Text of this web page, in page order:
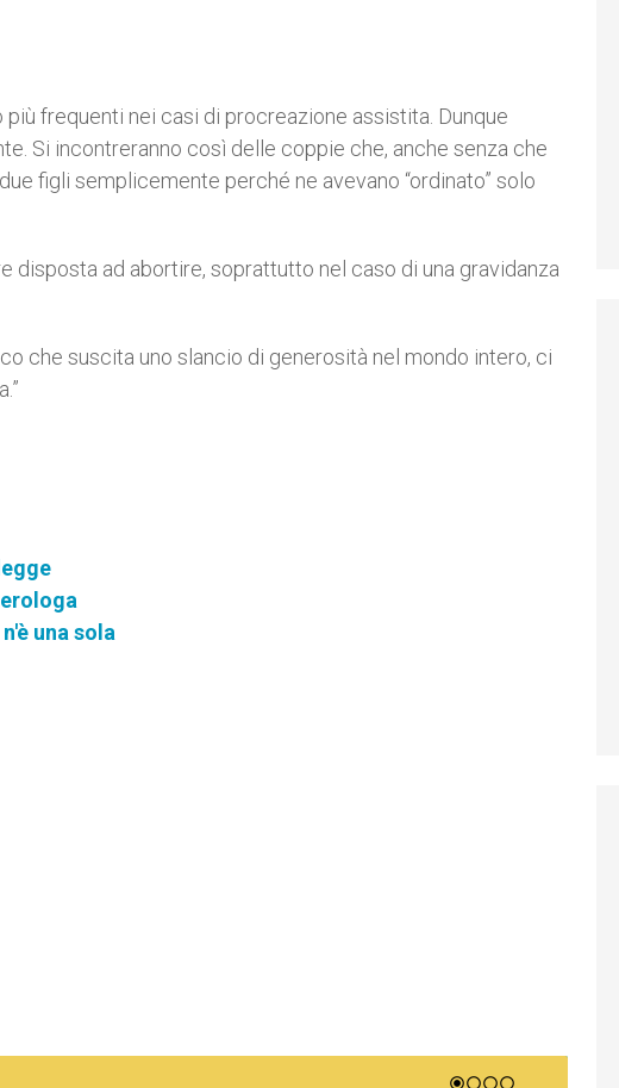
frequenti nei casi di procreazione assistita. Dunque
Si incontreranno così delle coppie che, anche senza che
figli semplicemente perché ne avevano “ordinato” solo
disposta ad abortire, soprattutto nel caso di una gravidanza
che suscita uno slancio di generosità nel mondo intero, ci
una sola